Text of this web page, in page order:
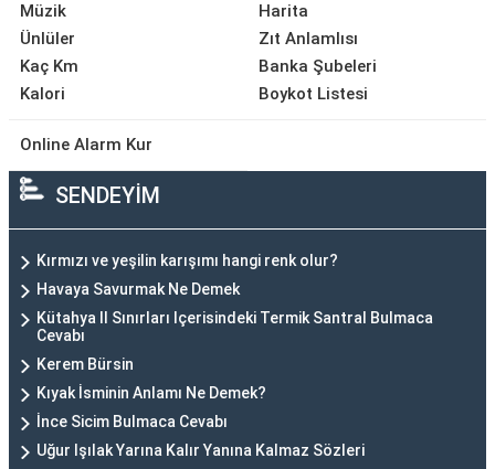
Müzik
Ünlüler
Kaç Km
Kalori
Harita
Zıt Anlamlısı
Banka Şubeleri
Boykot Listesi
Online Alarm Kur
SENDEYİM
Kırmızı ve yeşilin karışımı hangi renk olur?
Havaya Savurmak Ne Demek
Kütahya Il Sınırları Içerisindeki Termik Santral Bulmaca
Cevabı
Kerem Bürsin
Kıyak İsminin Anlamı Ne Demek?
İnce Sicim Bulmaca Cevabı
Uğur Işılak Yarına Kalır Yanına Kalmaz Sözleri